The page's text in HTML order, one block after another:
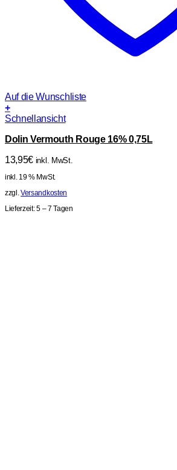
Auf die Wunschliste
+
Schnellansicht
Dolin Vermouth Rouge 16% 0,75L
13,95€ inkl. MwSt.
inkl. 19 % MwSt.
zzgl.Versandkosten
Lieferzeit:5 – 7 Tagen